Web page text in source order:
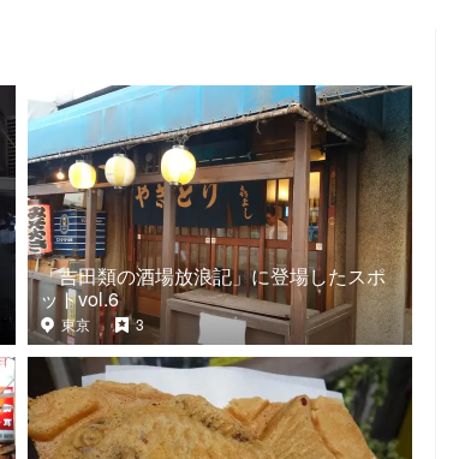
「吉田類の酒場放浪記」に登場したスポ
ットvol.6
東京 3